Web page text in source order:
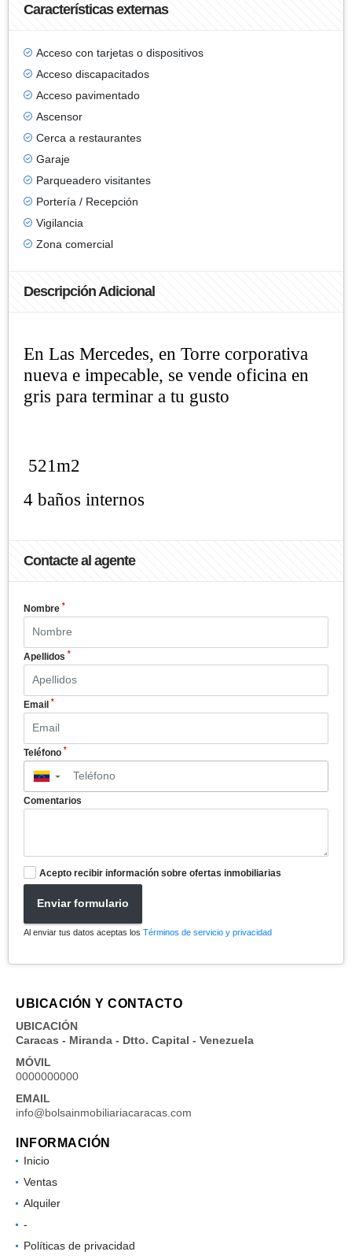
Características externas
Acceso con tarjetas o dispositivos
Acceso discapacitados
Acceso pavimentado
Ascensor
Cerca a restaurantes
Garaje
Parqueadero visitantes
Portería / Recepción
Vigilancia
Zona comercial
Descripción Adicional
En Las Mercedes, en Torre corporativa
nueva e impecable, se vende oficina en
gris para terminar a tu gusto
521m2
4 baños internos
Contacte al agente
Nombre *
Apellidos *
Email *
Teléfono *
▼
Comentarios
Acepto recibir información sobre ofertas inmobiliarias
Enviar formulario
Al enviar tus datos aceptas los Términos de servicio y privacidad
UBICACIÓN Y CONTACTO
UBICACIÓN
Caracas - Miranda - Dtto. Capital - Venezuela
MÓVIL
0000000000
EMAIL
info@bolsainmobiliariacaracas.com
INFORMACIÓN
Inicio
Ventas
Alquiler
-
Políticas de privacidad